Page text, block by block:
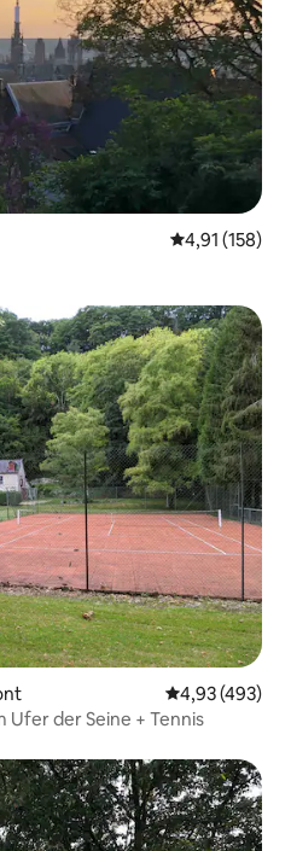
4,91 (158)
4,93 (493)
Ufer der Seine + Tennis